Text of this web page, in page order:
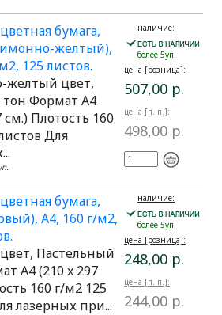
бумага,
желтый),
125 листов.
цвет,
Формат A4
см.) Плотость 160
Для
наличие:
более 5уп.
цена [розница]:
507,00 р.
цена [п. п.]:
498,00 р.
бумага,
A4, 160 г/м2,
Пастельный
A4 (210 x 297
160 г/м2 125
лазерных при...
наличие:
более 5уп.
цена [розница]:
248,00 р.
цена [п. п.]:
244,00 р.